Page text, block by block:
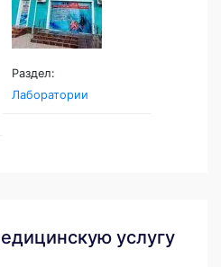
Раздел:
Лаборатории
услугу